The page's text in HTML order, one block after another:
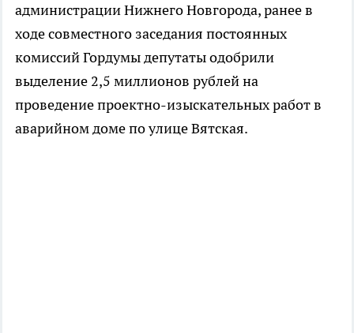
администрации Нижнего Новгорода, ранее в
ходе совместного заседания постоянных
комиссий Гордумы депутаты одобрили
выделение 2,5 миллионов рублей на
проведение проектно-изыскательных работ в
аварийном доме по улице Вятская.